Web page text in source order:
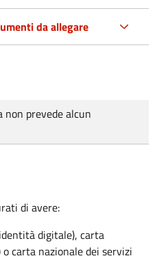
da allegare
non prevede alcun
di avere:
digitale), carta
carta nazionale dei servizi